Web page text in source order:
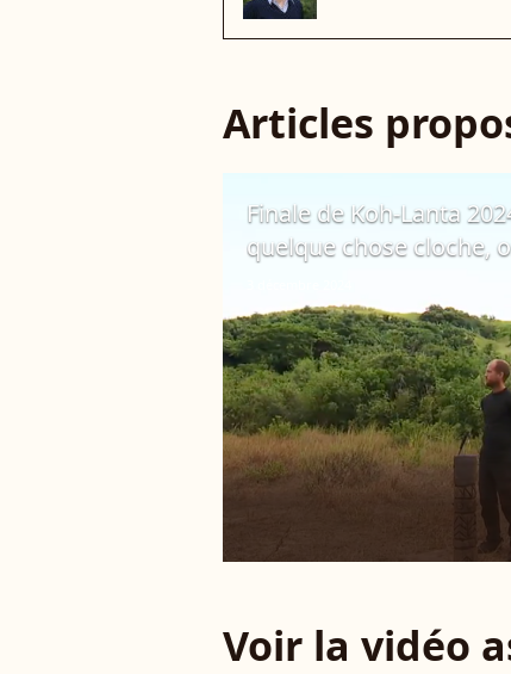
Articles
Finale de Koh-Lanta
quelque chose cloche,
Voir la vidéo